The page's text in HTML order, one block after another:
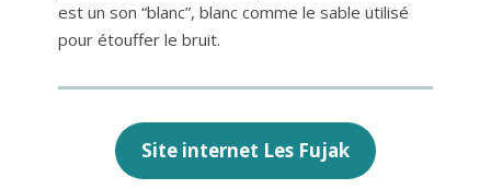
est un son “blanc”, blanc comme le sable utilisé
pour étouffer le bruit.
Site internet Les Fujak